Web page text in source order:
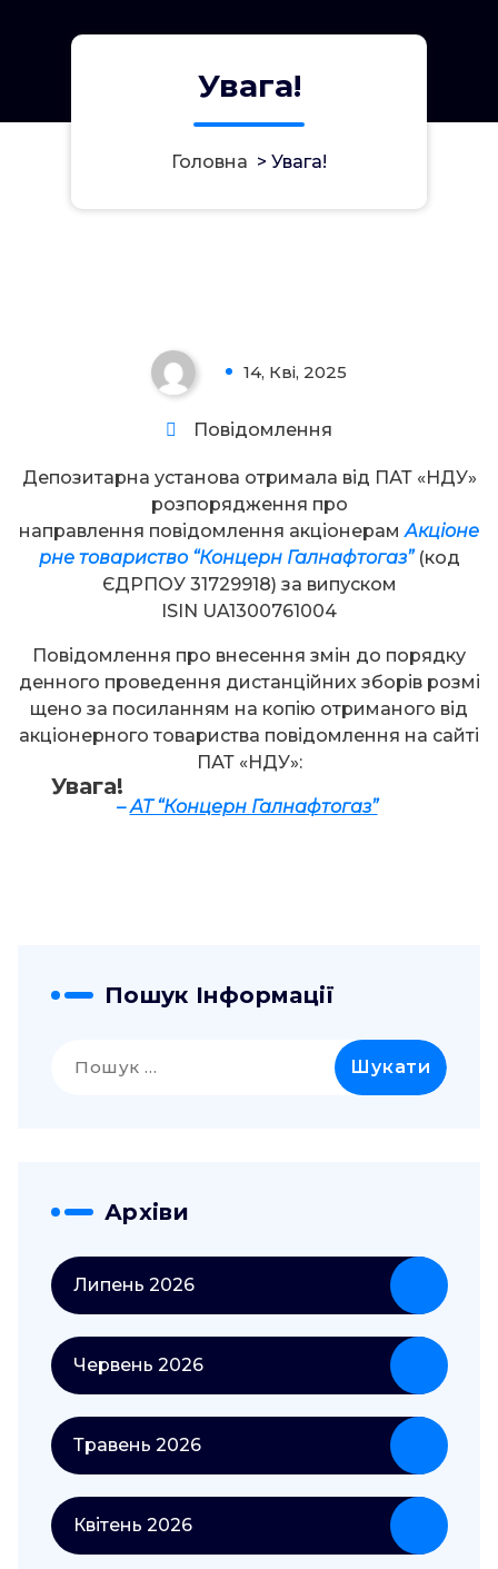
Увага!
Головна > Увага!
14, Кві, 2025
Повідомлення
Увага!
Депозитарна установа отримала від ПАТ «НДУ»
розпорядження про
направлення повідомлення акціонерам Акціоне
рне товариство “Концерн Галнафтогаз” (код
ЄДРПОУ 31729918) за випуском
ISIN UA1300761004
Повідомлення про внесення змін до порядку
денного проведення дистанційних зборів розмі
щено за посиланням на копію отриманого від
акціонерного товариства повідомлення на сайті
ПАТ «НДУ»:
–АТ “Концерн Галнафтогаз”
Пошук Інформації
Архіви
Липень 2026
Червень 2026
Травень 2026
Квітень 2026